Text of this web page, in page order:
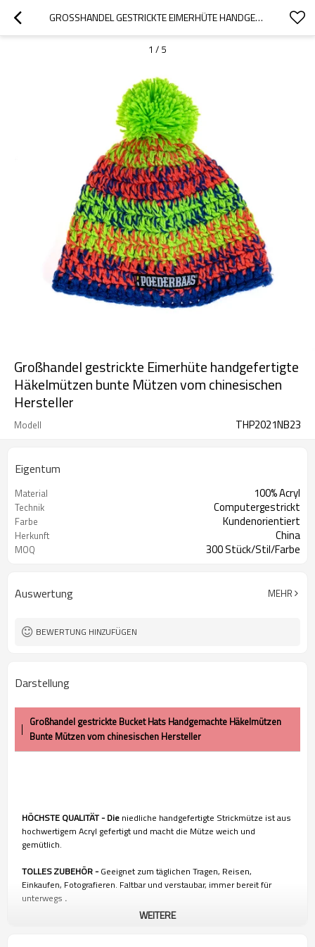
GROSSHANDEL GESTRICKTE EIMERHÜTE HANDGEFERTIGTE HÄKELMÜTZEN BUNTE MÜTZEN VOM CHINESISCHEN HERSTELLER
1 / 5
Großhandel gestrickte Eimerhüte handgefertigte
Häkelmützen bunte Mützen vom chinesischen
Hersteller
Modell THP2021NB23
Eigentum
Material 100% Acryl
Technik Computergestrickt
Farbe Kundenorientiert
Herkunft China
MOQ 300 Stück/Stil/Farbe
Auswertung MEHR
BEWERTUNG HINZUFÜGEN
Darstellung
Großhandel gestrickte Bucket Hats Handgemachte Häkelmützen
Bunte Mützen vom chinesischen Hersteller
HÖCHSTE QUALITÄT - Die niedliche handgefertigte Strickmütze ist aus
hochwertigem Acryl gefertigt und macht die Mütze weich und
gemütlich.
TOLLES ZUBEHÖR -Geeignet zum täglichen Tragen, Reisen,
Einkaufen, Fotografieren. Faltbar und verstaubar, immer bereit für
unterwegs .
WEITERE